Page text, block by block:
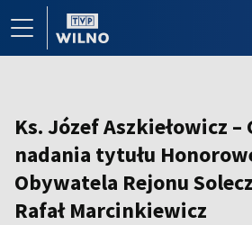
Ks. Józef Aszkiełowicz –
nadania tytułu
Obywatela Rejonu
Rafał Marcinkiewicz